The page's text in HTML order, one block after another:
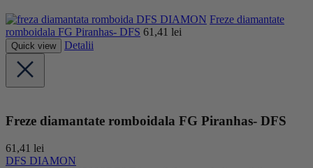
DFS DIAMON Freze diamantate
romboidala FG Piranhas- DFS 61,41 lei
Quick view Detalii
Freze diamantate romboidala FG Piranhas- DFS
61,41 lei
DFS DIAMON